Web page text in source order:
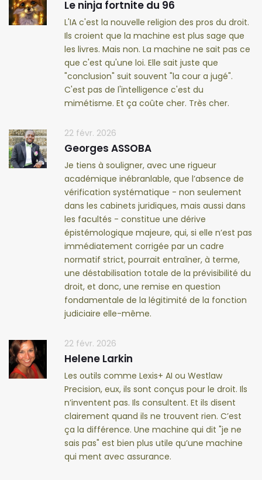
Le ninja fortnite du 96
L'IA c'est la nouvelle religion des pros du droit.
Ils croient que la machine est plus sage que
les livres. Mais non. La machine ne sait pas ce
que c'est qu'une loi. Elle sait juste que
"conclusion" suit souvent "la cour a jugé".
C'est pas de l'intelligence c'est du
mimétisme. Et ça coûte cher. Très cher.
22 févr. 2026
Georges ASSOBA
Je tiens à souligner, avec une rigueur
académique inébranlable, que l’absence de
vérification systématique - non seulement
dans les cabinets juridiques, mais aussi dans
les facultés - constitue une dérive
épistémologique majeure, qui, si elle n’est pas
immédiatement corrigée par un cadre
normatif strict, pourrait entraîner, à terme,
une déstabilisation totale de la prévisibilité du
droit, et donc, une remise en question
fondamentale de la légitimité de la fonction
judiciaire elle-même.
22 févr. 2026
Helene Larkin
Les outils comme Lexis+ AI ou Westlaw
Precision, eux, ils sont conçus pour le droit. Ils
n’inventent pas. Ils consultent. Et ils disent
clairement quand ils ne trouvent rien. C’est
ça la différence. Une machine qui dit "je ne
sais pas" est bien plus utile qu’une machine
qui ment avec assurance.